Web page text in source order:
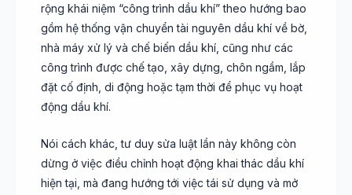
rộng khái niệm “công trình dầu khí” theo hướng bao
gồm hệ thống vận chuyển tài nguyên dầu khí về bờ,
nhà máy xử lý và chế biến dầu khí, cũng như các
công trình được chế tạo, xây dựng, chôn ngầm, lắp
đặt cố định, di động hoặc tạm thời để phục vụ hoạt
động dầu khí.
Nói cách khác, tư duy sửa luật lần này không còn
dừng ở việc điều chỉnh hoạt động khai thác dầu khí
hiện tại, mà đang hướng tới việc tái sử dụng và mở